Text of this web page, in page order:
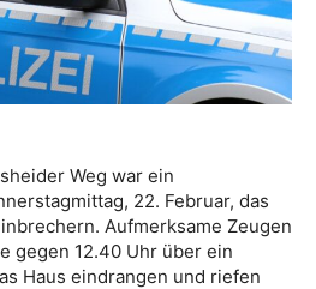
Weg war ein
22. Februar, das
Aufmerksame Zeugen
gegen 12.40 Uhr über ein
Haus eindrangen und riefen